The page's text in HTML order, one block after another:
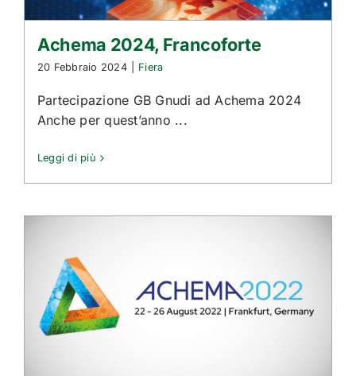
Achema 2024, Francoforte
20 Febbraio 2024 Fiera
Partecipazione GB Gnudi ad Achema 2024
Anche per quest’anno ...
Leggi di più